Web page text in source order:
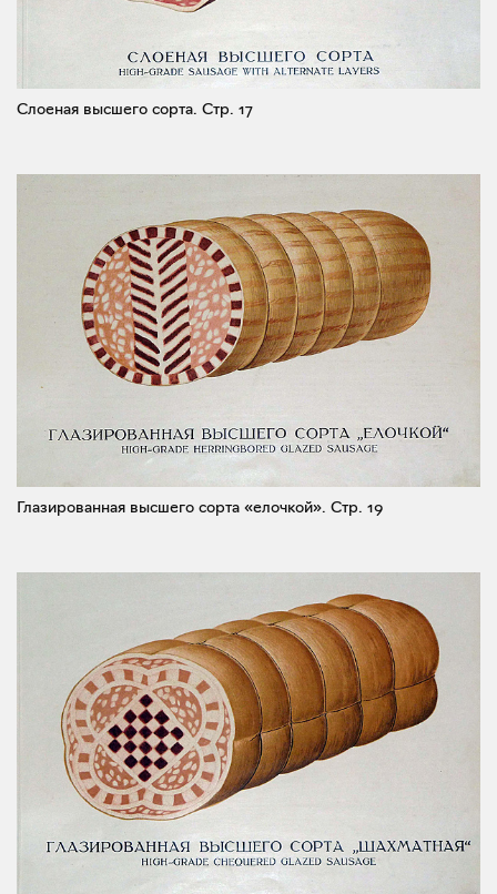
Слоеная высшего сорта. Стр. 17
Глазированная высшего сорта «елочкой». Стр. 19